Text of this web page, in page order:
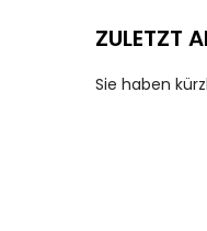
ZULETZT
Sie haben